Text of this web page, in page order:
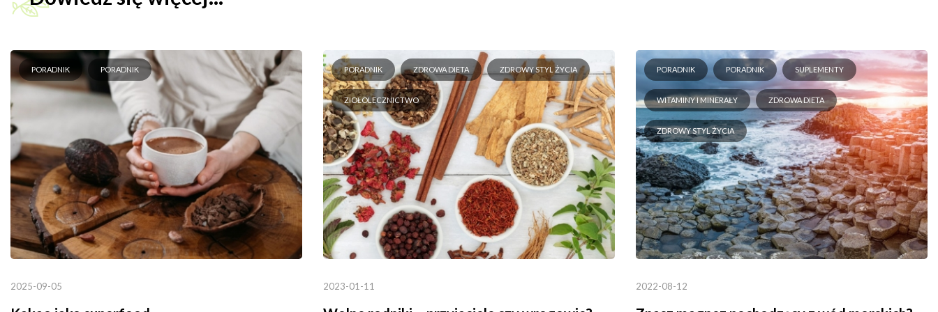
PORADNIK PORADNIK
2025-09-05
PORADNIK ZDROWA DIETA ZDROWY STYL ŻYCIA
ZIOŁOLECZNICTWO
2023-01-11
PORADNIK PORADNIK SUPLEMENTY
WITAMINY I MINERAŁY ZDROWA DIETA
ZDROWY STYL ŻYCIA
2022-08-12